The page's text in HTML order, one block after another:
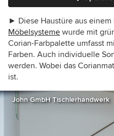
► Diese Haustüre aus
Möbelsysteme wurde mit
Corian-Farbpalette umfasst
Farben. Auch individuelle
werden. Wobei das
ist.
John GmbH Tischlerhandwerk